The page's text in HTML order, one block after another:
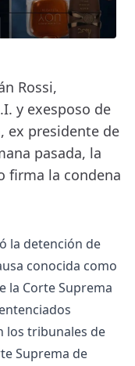
Rossi,
y exesposo de
ex presidente de
pasada, la
firma la condena
la detención de
conocida como
la Corte Suprema
los tribunales de
Suprema de